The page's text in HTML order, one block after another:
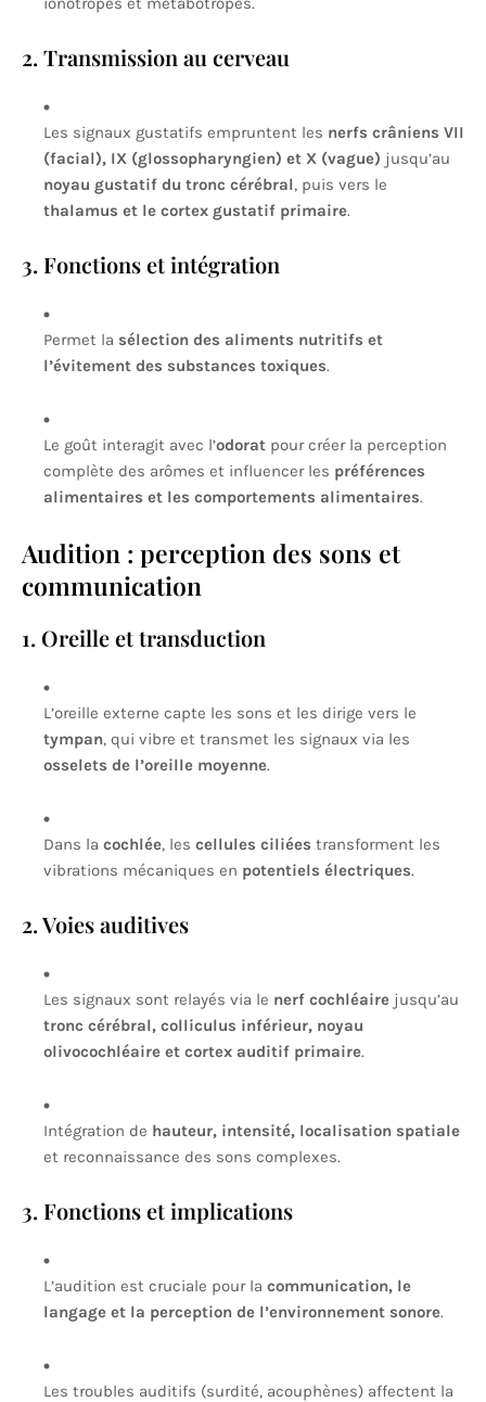
2. Transmission au cerveau
Les signaux gustatifs empruntent les nerfs crâniens VII
(facial), IX (glossopharyngien) et X (vague) jusqu’au
noyau gustatif du tronc cérébral, puis vers le
thalamus et le cortex gustatif primaire.
3. Fonctions et intégration
Permet la sélection des aliments nutritifs et
l’évitement des substances toxiques.
Le goût interagit avec l’odorat pour créer la perception
complète des arômes et influencer les préférences
alimentaires et les comportements alimentaires.
Audition : perception des sons et
communication
1. Oreille et transduction
L’oreille externe capte les sons et les dirige vers le
tympan, qui vibre et transmet les signaux via les
osselets de l’oreille moyenne.
Dans la cochlée, les cellules ciliées transforment les
vibrations mécaniques en potentiels électriques.
2. Voies auditives
Les signaux sont relayés via le nerf cochléaire jusqu’au
tronc cérébral, colliculus inférieur, noyau
olivocochléaire et cortex auditif primaire.
Intégration de hauteur, intensité, localisation spatiale
et reconnaissance des sons complexes.
3. Fonctions et implications
L’audition est cruciale pour la communication, le
langage et la perception de l’environnement sonore.
Les troubles auditifs (surdité, acouphènes) affectent la